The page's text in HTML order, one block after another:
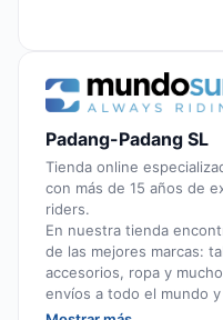
Padang-Padang SL
Tienda online
con más de 15 años de
riders.
En nuestra tienda
de las mejores marcas:
accesorios, ropa y
envíos a todo el mundo
y personalizado,